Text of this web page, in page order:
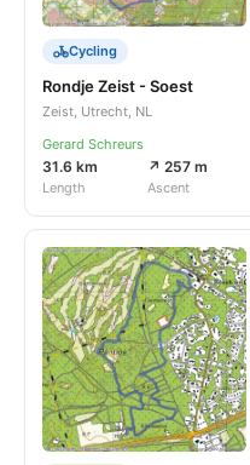
Cycling
Rondje Zeist - Soest
Zeist, Utrecht, NL
Gerard Schreurs
31.6 km
Length
↗ 257 m
Ascent